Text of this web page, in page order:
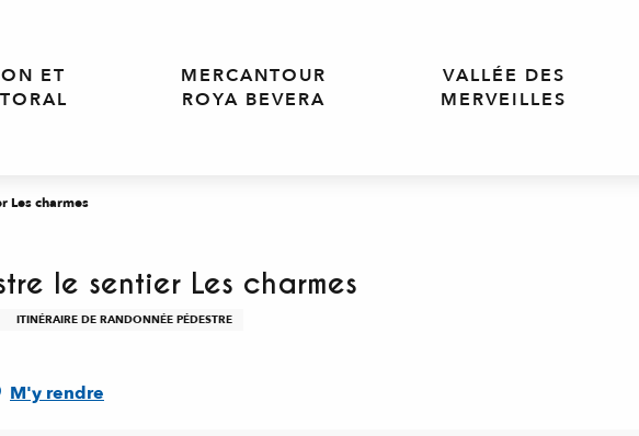
ET
MERCANTOUR
ROYA BEVERA
VALLÉE DES
MERVEILLES
Les charmes
le sentier Les charmes
ITINÉRAIRE DE RANDONNÉE PÉDESTRE
M'y rendre